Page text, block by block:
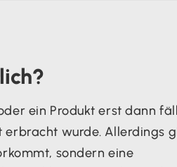
ein Produkt erst dann
wurde. Allerdings
sondern eine